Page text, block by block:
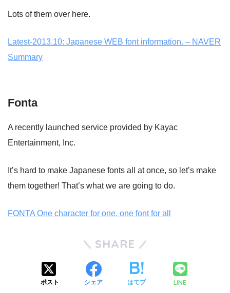
Lots of them over here.
Latest-2013.10: Japanese WEB font information. – NAVER
Summary
Fonta
A recently launched service provided by Kayac
Entertainment, Inc.
It’s hard to make Japanese fonts all at once, so let’s make
them together! That’s what we are going to do.
FONTA One character for one, one font for all
SHARE
ポスト シェア はてブ LINE